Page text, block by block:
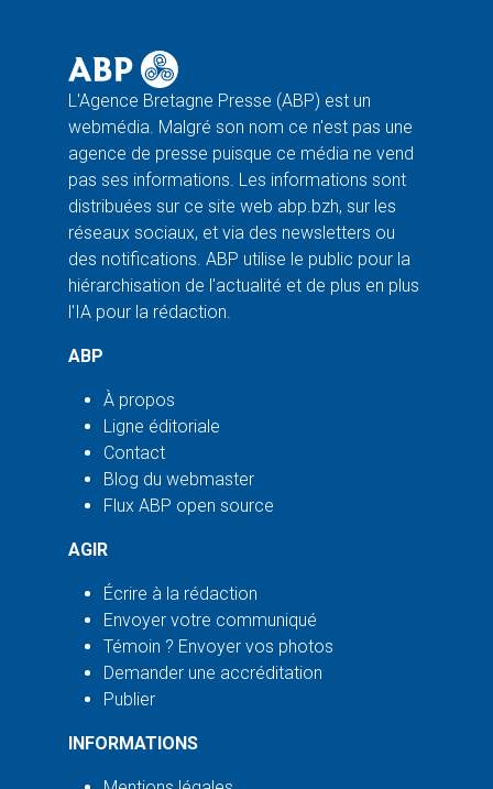
L'Agence Bretagne Presse (ABP) est un
webmédia. Malgré son nom ce n'est pas une
agence de presse puisque ce média ne vend
pas ses informations. Les informations sont
distribuées sur ce site web abp.bzh, sur les
réseaux sociaux, et via des newsletters ou
des notifications. ABP utilise le public pour la
hiérarchisation de l'actualité et de plus en plus
l'IA pour la rédaction.
ABP
À propos
Ligne éditoriale
Contact
Blog du webmaster
Flux ABP open source
AGIR
Écrire à la rédaction
Envoyer votre communiqué
Témoin ? Envoyer vos photos
Demander une accréditation
Publier
INFORMATIONS